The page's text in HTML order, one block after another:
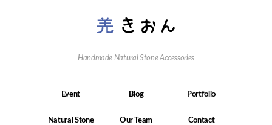
Handmade Natural Stone Accessories
Event Blog Portfolio
Natural Stone Our Team Contact